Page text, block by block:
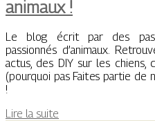
animaux !
Le blog écrit par des
passionnés d’animaux.
actus, des DIY sur les chiens,
(pourquoi pas Faites partie
!
Lire la suite